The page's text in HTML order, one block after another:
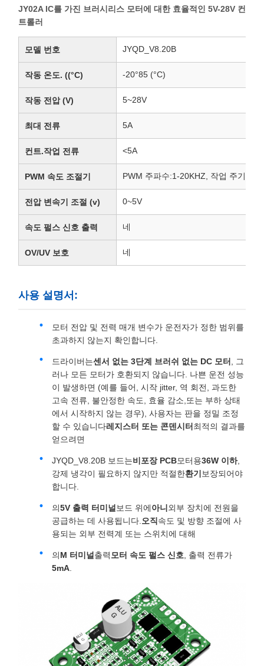
JY02A IC를 가진 브러시리스 모터에 대한 효율적인 5V-28V 컨
트롤러
모델 번호 JYQD_V8.20B
작동 온도. ((°C) -20°85 (°C)
작동 전압 (V) 5~28V
최대 전류 5A
컨트.작업 전류 <5A
PWM 속도 조절기 PWM 주파수:1-20KHZ, 작업 주기는
전압 변속기 조절 (v) 0~5V
속도 펄스 신호 출력 네
OV/UV 보호 네
사용 설명서:
모터 전압 및 전력 매개 변수가 운전자가 정한 범위를
초과하지 않는지 확인합니다.
드라이버는센서 없는 3단계 브러쉬 없는 DC 모터
, 그
러나 모든 모터가 호환되지 않습니다. 나쁜 운전 성능
이 발생하면 (예를 들어, 시작 jitter, 역 회전, 과도한
고속 전류, 불안정한 속도, 효율 감소,또는 부하 상태
에서 시작하지 않는 경우), 사용자는 판을 정밀 조정
할 수 있습니다레지스터 또는 콘덴시터 최적의 결과를
얻으려면
JYQD_V8.20B 보드는비포장 PCB모터용36W 이하,
강제 냉각이 필요하지 않지만 적절한환기 보장되어야
합니다.
의5V 출력 터미널 보드 위에아니 외부 장치에 전원을
공급하는 데 사용됩니다. 오직속도 및 방향 조절에 사
용되는 외부 전력계 또는 스위치에 대해
의M 터미널 출력 모터 속도 펄스 신호 , 출력 전류가
5mA